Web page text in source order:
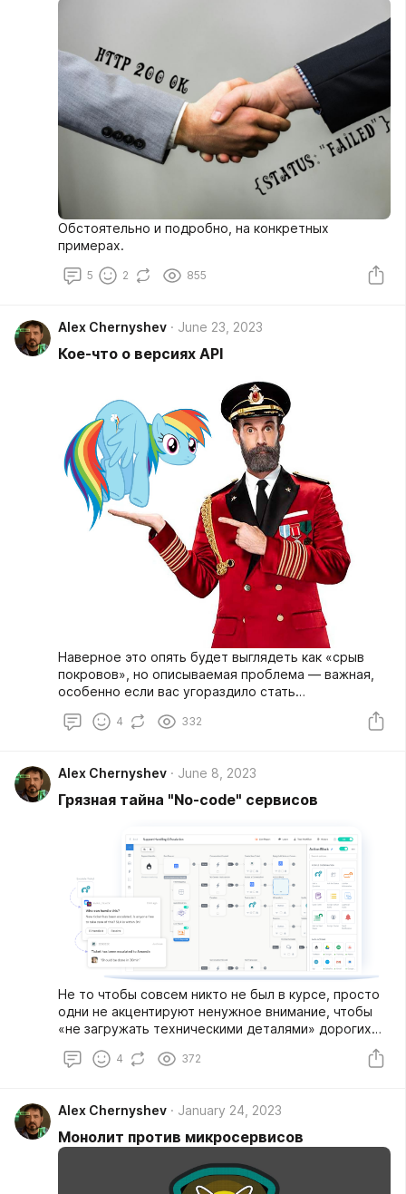
Обстоятельно и подробно, на конкретных
примерах.
5 2 855
Alex Chernyshev June 23, 2023
Кое-что о версиях API
Наверное это опять будет выглядеть как «срыв
покровов», но описываемая проблема — важная,
особенно если вас угораздило стать
руководителем проекта, связанного с разработкой
ПО, а собственного опыта программирования нет
4 332
Alex Chernyshev June 8, 2023
Грязная тайна "No-code" сервисов
Не то чтобы совсем никто не был в курсе, просто
одни не акцентируют ненужное внимание, чтобы
«не загружать техническими деталями» дорогих
клиентов, другие верят на слово и про эти детали
слушать не хотят. Ну, а я снова пишу статью
не бывает.
4 372
Alex Chernyshev January 24, 2023
Монолит против микросервисов